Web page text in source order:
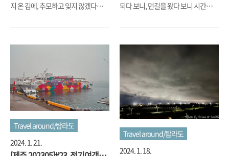
지 온 김에, 추모하고 잊지 않겠다는
되다 보니, 먼길을 왔다 보니 시간도
는 동안 허기는 메꿀 듯 해서, 근처 모
슬포항 쪽으로 가서 아침 식사를 하는
식당을 찾아 갔습니다. 찾아간 곳은
'덕승식당'이라고 하는 갈치조림, 미
역국 등이 맛있는 집이었습니다. 날씨
가 흐리고 평일이다 보니 사람들이 거
잡고는 성게미역국, 갈치조림 등을 시
켜서 아침 식사를 했습니다. 양도 많
Travel around/탐라도
2024. 1. 21.
Travel around/탐라도
2024. 1. 18.